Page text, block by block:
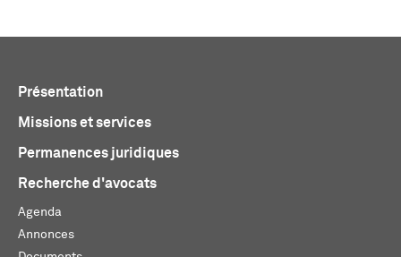
Présentation
Missions et services
Permanences juridiques
Recherche d'avocats
Agenda
Annonces